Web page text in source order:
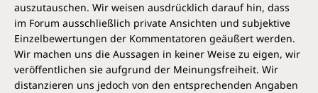
auszutauschen. Wir weisen ausdrücklich darauf hin, dass
im Forum ausschließlich private Ansichten und subjektive
Einzelbewertungen der Kommentatoren geäußert werden.
Wir machen uns die Aussagen in keiner Weise zu eigen, wir
veröffentlichen sie aufgrund der Meinungsfreiheit. Wir
distanzieren uns jedoch von den entsprechenden Angaben